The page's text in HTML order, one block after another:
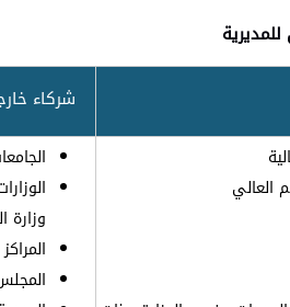
للمديرية
شركاء
العالي
وزارة